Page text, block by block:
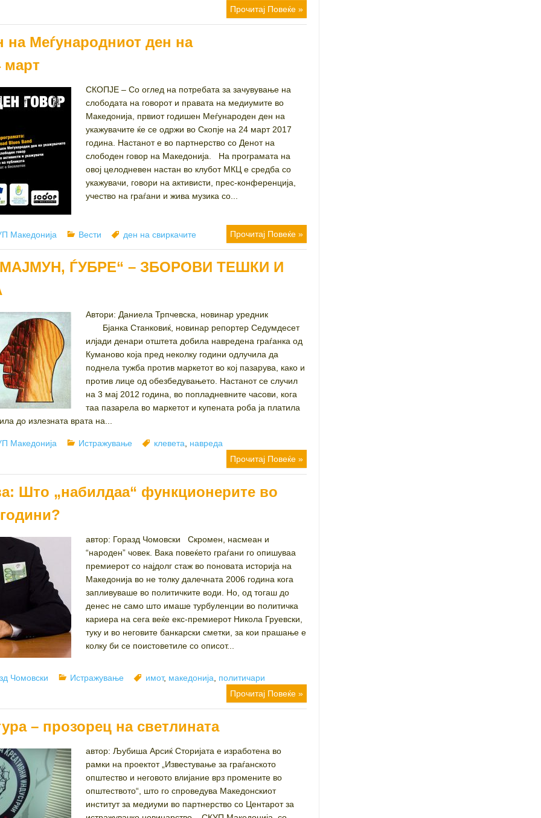
Прочитај Повеќе »
на Меѓународниот ден на
март
СКОПЈЕ – Со оглед на потребата за зачувување на
слободата на говорот и правата на медиумите во
Македонија, првиот годишен Меѓународен ден на
укажувачите ќе се одржи во Скопје на 24 март 2017
година. Настанот е во партнерство со Денот на
слободен говор на Македонија. На програмата на
овој целодневен настан во клубот МКЦ е средба со
укажувачи, говори на активисти, прес-конференција,
учество на граѓани и жива музика со...
Македонија Categories
Вести Tags
ден на свиркачите Прочитај Повеќе »
ЃУБРЕ“ – ЗБОРОВИ ТЕШКИ И
Автори: Даниела Трпчевска, новинар уредник
Бјанка Станковиќ, новинар репортер Седумдесет
илјади денари отштета добила навредена граѓанка од
Куманово која пред неколку години одлучила да
поднела тужба против маркетот во кој пазарува, како и
против лице од обезбедувањето. Настанот се случил
на 3 мај 2012 година, во попладневните часови, кога
таа пазарела во маркетот и купената роба ја платила
до излезната врата на...
Македонија Categories
Истражување Tags
клевета
навреда
Прочитај Повеќе »
Што „набилдаа“ функционерите во
автор: Горазд Чомовски Скромен, насмеан и
“народен” човек. Вака повеќето граѓани го опишуваа
премиерот со најдолг стаж во поновата историја на
Македонија во не толку далечната 2006 година кога
запливуваше во политичките води. Но, од тогаш до
денес не само што имаше турбуленции во политичка
кариера на сега веќе екс-премиерот Никола Груевски,
туку и во неговите банкарски сметки, за кои прашање е
колку би се поистоветиле со описот...
Чомовски Categories
Истражување Tags
имот, македонија
политичари
Прочитај Повеќе »
– прозорец на светлината
автор: Љубиша Арсиќ Сторијата е изработена во
рамки на проектот „Известување за граѓанското
општество и неговото влијание врз промените во
општеството“, што го спроведува Македонскиот
институт за медиуми во партнерство со Центарот за